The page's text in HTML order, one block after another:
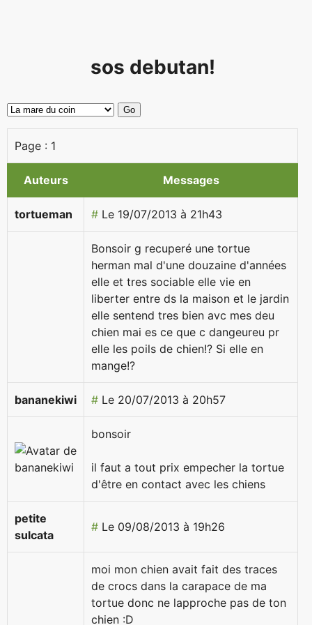
sos debutan!
Page : 1
Auteurs Messages
tortueman # Le 19/07/2013 à 21h43
Bonsoir g recuperé une tortue
herman mal d'une douzaine d'années
elle et tres sociable elle vie en
liberter entre ds la maison et le jardin
elle sentend tres bien avc mes deu
chien mai es ce que c dangeureu pr
elle les poils de chien!? Si elle en
mange!?
bananekiwi # Le 20/07/2013 à 20h57
bonsoir
il faut a tout prix empecher la tortue
d'être en contact avec les chiens
petite
sulcata
# Le 09/08/2013 à 19h26
moi mon chien avait fait des traces
de crocs dans la carapace de ma
tortue donc ne lapproche pas de ton
chien :D